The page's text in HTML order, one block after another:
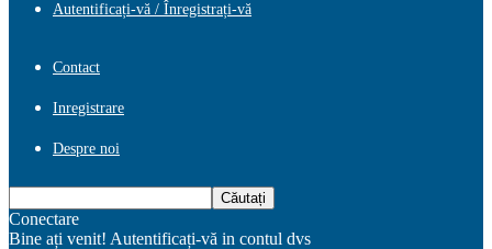
Autentificați-vă / Înregistrați-vă
Contact
Inregistrare
Despre noi
Conectare
Bine ați venit! Autentificați-vă in contul dvs